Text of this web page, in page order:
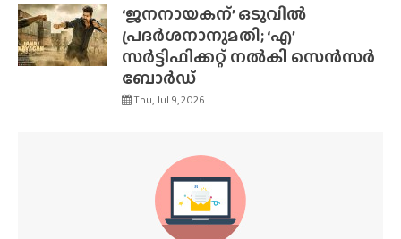
‘ജനനായകന്’ ഒടുവിൽ
പ്രദർശനാനുമതി; ‘എ’
സർട്ടിഫിക്കറ്റ് നൽകി സെൻസർ
ബോർഡ്
Thu, Jul 9, 2026